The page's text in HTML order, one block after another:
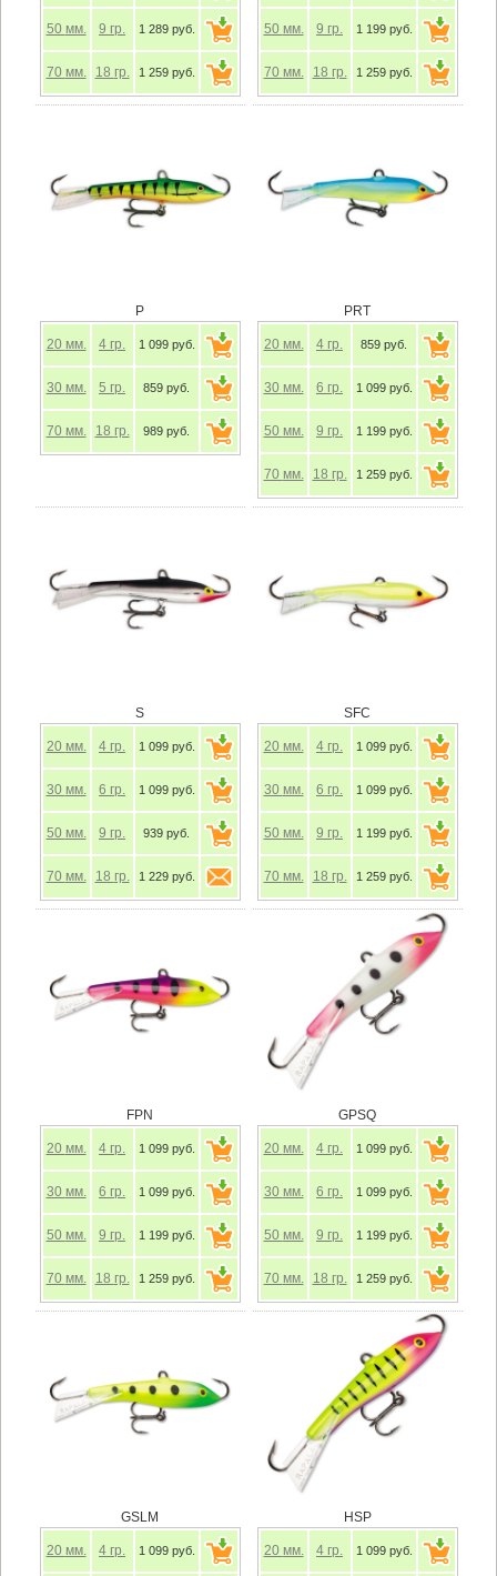
50 мм. 9 гр. 1 289 руб.
70 мм. 18 гр. 1 259 руб.
50 мм. 9 гр. 1 199 руб.
70 мм. 18 гр. 1 259 руб.
P
20 мм. 4 гр. 1 099 руб.
30 мм. 5 гр. 859 руб.
70 мм. 18 гр. 989 руб.
PRT
20 мм. 4 гр. 859 руб.
30 мм. 6 гр. 1 099 руб.
50 мм. 9 гр. 1 199 руб.
70 мм. 18 гр. 1 259 руб.
S
20 мм. 4 гр. 1 099 руб.
30 мм. 6 гр. 1 099 руб.
50 мм. 9 гр. 939 руб.
70 мм. 18 гр. 1 229 руб.
SFC
20 мм. 4 гр. 1 099 руб.
30 мм. 6 гр. 1 099 руб.
50 мм. 9 гр. 1 199 руб.
70 мм. 18 гр. 1 259 руб.
FPN
20 мм. 4 гр. 1 099 руб.
30 мм. 6 гр. 1 099 руб.
50 мм. 9 гр. 1 199 руб.
70 мм. 18 гр. 1 259 руб.
GPSQ
20 мм. 4 гр. 1 099 руб.
30 мм. 6 гр. 1 099 руб.
50 мм. 9 гр. 1 199 руб.
70 мм. 18 гр. 1 259 руб.
GSLM
20 мм. 4 гр. 1 099 руб.
HSP
20 мм. 4 гр. 1 099 руб.